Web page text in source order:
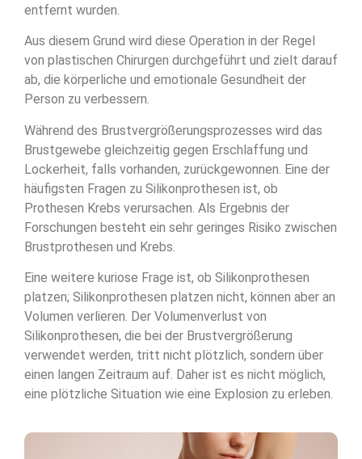
entfernt wurden.
Aus diesem Grund wird diese Operation in der Regel
von plastischen Chirurgen durchgeführt und zielt darauf
ab, die körperliche und emotionale Gesundheit der
Person zu verbessern.
Während des Brustvergrößerungsprozesses wird das
Brustgewebe gleichzeitig gegen Erschlaffung und
Lockerheit, falls vorhanden, zurückgewonnen. Eine der
häufigsten Fragen zu Silikonprothesen ist, ob
Prothesen Krebs verursachen. Als Ergebnis der
Forschungen besteht ein sehr geringes Risiko zwischen
Brustprothesen und Krebs.
Eine weitere kuriose Frage ist, ob Silikonprothesen
platzen; Silikonprothesen platzen nicht, können aber an
Volumen verlieren. Der Volumenverlust von
Silikonprothesen, die bei der Brustvergrößerung
verwendet werden, tritt nicht plötzlich, sondern über
einen langen Zeitraum auf. Daher ist es nicht möglich,
eine plötzliche Situation wie eine Explosion zu erleben.